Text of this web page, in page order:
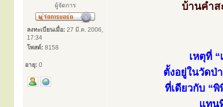
ผู้จัดการ
ลงทะเบียนเมื่อ: 27 มี.ค. 2006,
17:34
โพสต์: 8158
อายุ: 0
บ้านคำส
เหตุที่
ตั้งอยู่ในวัดป่
ที่เดียวกับ “
แทน